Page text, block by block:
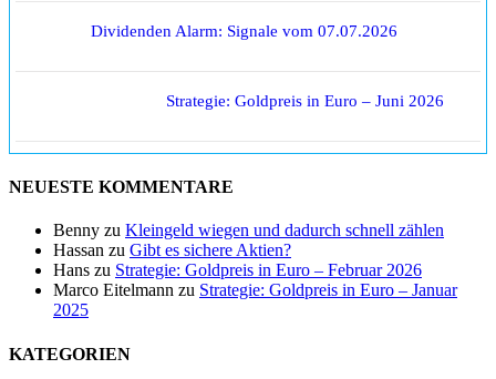
Dividenden Alarm: Signale vom 07.07.2026
Strategie: Goldpreis in Euro – Juni 2026
NEUESTE KOMMENTARE
Benny zu Kleingeld wiegen und dadurch schnell zählen
Hassan zu Gibt es sichere Aktien?
Hans zu Strategie: Goldpreis in Euro – Februar 2026
Marco Eitelmann zu Strategie: Goldpreis in Euro – Januar
2025
KATEGORIEN